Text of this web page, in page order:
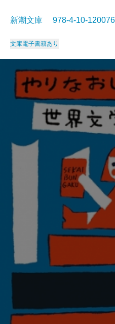
新潮文庫 978-4-10-
文庫電子書籍あり